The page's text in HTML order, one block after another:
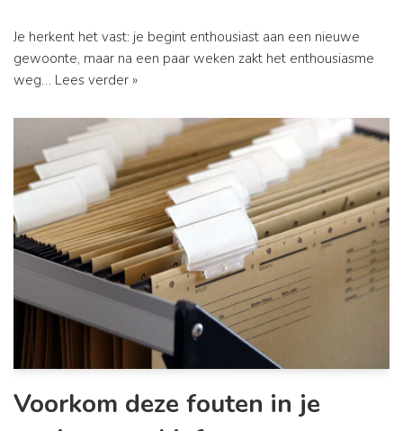
Je herkent het vast: je begint enthousiast aan een nieuwe
gewoonte, maar na een paar weken zakt het enthousiasme
weg… Lees verder »
Voorkom deze fouten in je